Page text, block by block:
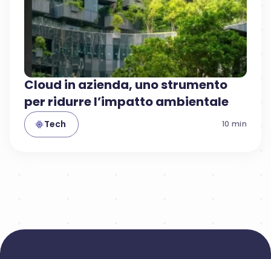
Cloud in azienda, uno strumento
per ridurre l’impatto ambientale
Tech 10 min